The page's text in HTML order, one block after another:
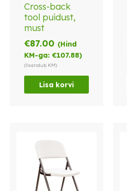
Cross-back
tool puidust,
must
€87.00 (Hind
KM-ga:€107.88)
(lisandub KM)
Lisa korvi